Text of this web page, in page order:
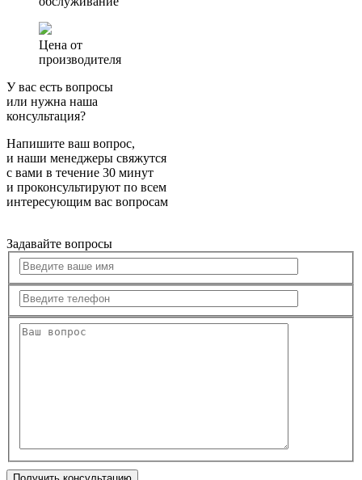
Цена от
производителя
У вас есть вопросы
или нужна наша
консультация?
Напишите ваш вопрос,
и наши менеджеры свяжутся
с вами в течение 30 минут
и проконсультируют по всем
интересующим вас вопросам
Задавайте вопросы